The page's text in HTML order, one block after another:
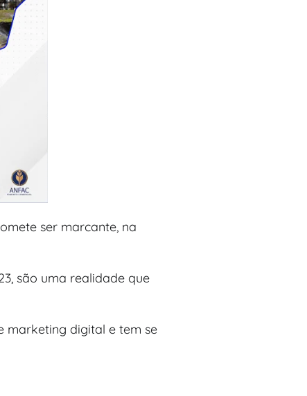
ser marcante, na
são uma realidade que
marketing digital e tem se